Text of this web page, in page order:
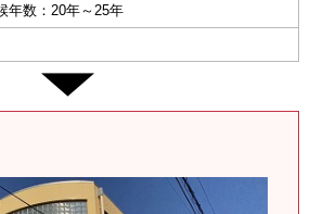
年数：20年～25年